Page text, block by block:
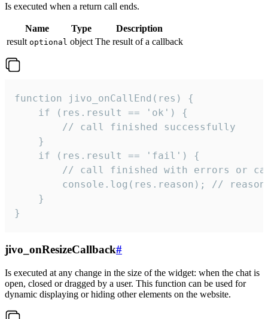
Is executed when a return call ends.
Name Type
Description
result optional object The result of a callback
function jivo_onCallEnd(res) {
    if (res.result == 'ok') {
        // call finished successfully
    }
    if (res.result == 'fail') {
// call finished with errors or
console.log(res.reason); //
    }
}
jivo_onResizeCallback#
Is executed at any change in the size of the widget: when the chat is
open, closed or dragged by a user. This function can be used for
dynamic displaying or hiding other elements on the website.